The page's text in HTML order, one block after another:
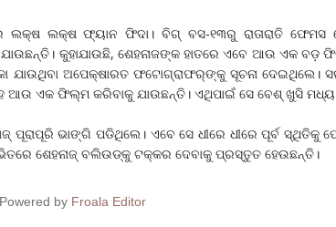
ଲକ୍ଷ ଫ୍ୟାନ ଫିଦା। ବିଗ୍‌ ବସ-୧୩ରୁ ରାତାରାତି ଫେମସ
କୁହାଯାଉଛି, ଶେହନାଜଙ୍କ ହାତରେ ଏବେ ଆଉ ଏକ ବଡ଼
ଯାଉଥିବା ଅପେକ୍ଷାରତ ଫଟୋଗ୍ରାଫର୍‌ଙ୍କୁ ସୂଚନା ଦେଇଥିଲେ।
ଏକ ଫିଲ୍ମ କରିବାକୁ ଯାଉଛନ୍ତି। ଏଥିପାଇଁ ସେ ବେଶ୍‌ ଖୁସି ମଧ୍ୟ
ପୂରାପୂରି ଭାଙ୍ଗି ପଡିଥିଲେ। ଏବେ ସେ ଧୀରେ ଧୀରେ ପୂର୍ବ ସ୍ଥିତିକୁ
ଭିତରେ ଶେହନାଜ୍‌ ବଲିଉଡ୍‌କୁ ଟକ୍କର ଦେବାକୁ ପ୍ରସ୍ତୁତ ହେଉଛନ୍ତି।
Powered by Froala Editor